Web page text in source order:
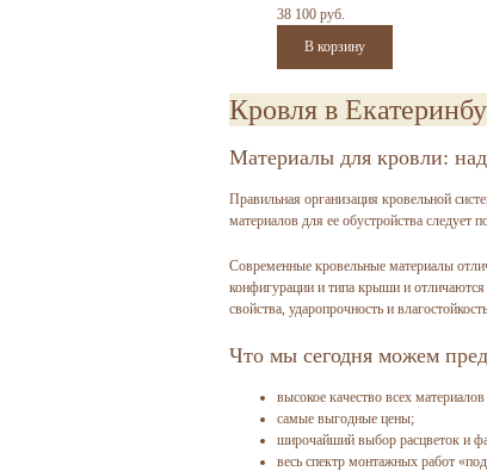
38 100 руб.
Кровля в
Материалы для кровли:
Правильная организация кровельной
материалов для ее обустройства следует
Современные кровельные материалы
конфигурации и типа крыши и
свойства, ударопрочность и
Что мы сегодня можем
высокое качество всех
самые выгодные цены;
широчайший выбор расцветок и
весь спектр монтажных работ